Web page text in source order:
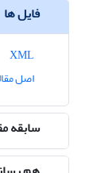
فایل ها
اصل
سابقه